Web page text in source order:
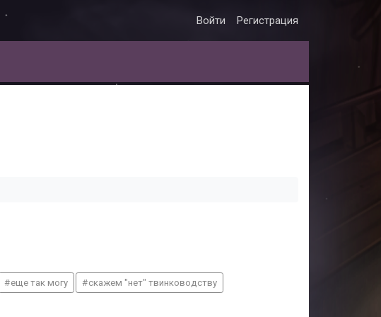
Войти Регистрация
еще так могу скажем "нет" твинководству